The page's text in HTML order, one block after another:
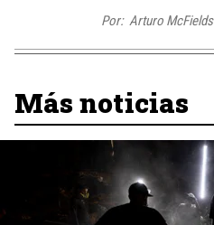
Por: Arturo McFields
Más noticias